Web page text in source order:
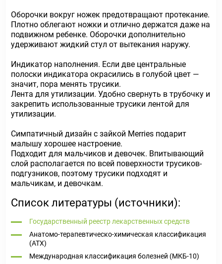
Оборочки вокруг ножек предотвращают протекание.
Плотно облегают ножки и отлично держатся даже на
подвижном ребенке. Оборочки дополнительно
удерживают жидкий стул от вытекания наружу.
Индикатор наполнения. Если две центральные
полоски индикатора окрасились в голубой цвет —
значит, пора менять трусики.
Лента для утилизации. Удобно свернуть в трубочку и
закрепить использованные трусики лентой для
утилизации.
Симпатичный дизайн с зайкой Merries подарит
малышу хорошее настроение.
Подходит для мальчиков и девочек. Впитывающий
слой располагается по всей поверхности трусиков-
подгузников, поэтому трусики подходят и
мальчикам, и девочкам.
Список литературы (источники):
Государственный реестр лекарственных средств
Анатомо-терапевтическо-химическая классификация
(ATX)
Международная классификация болезней (МКБ-10)